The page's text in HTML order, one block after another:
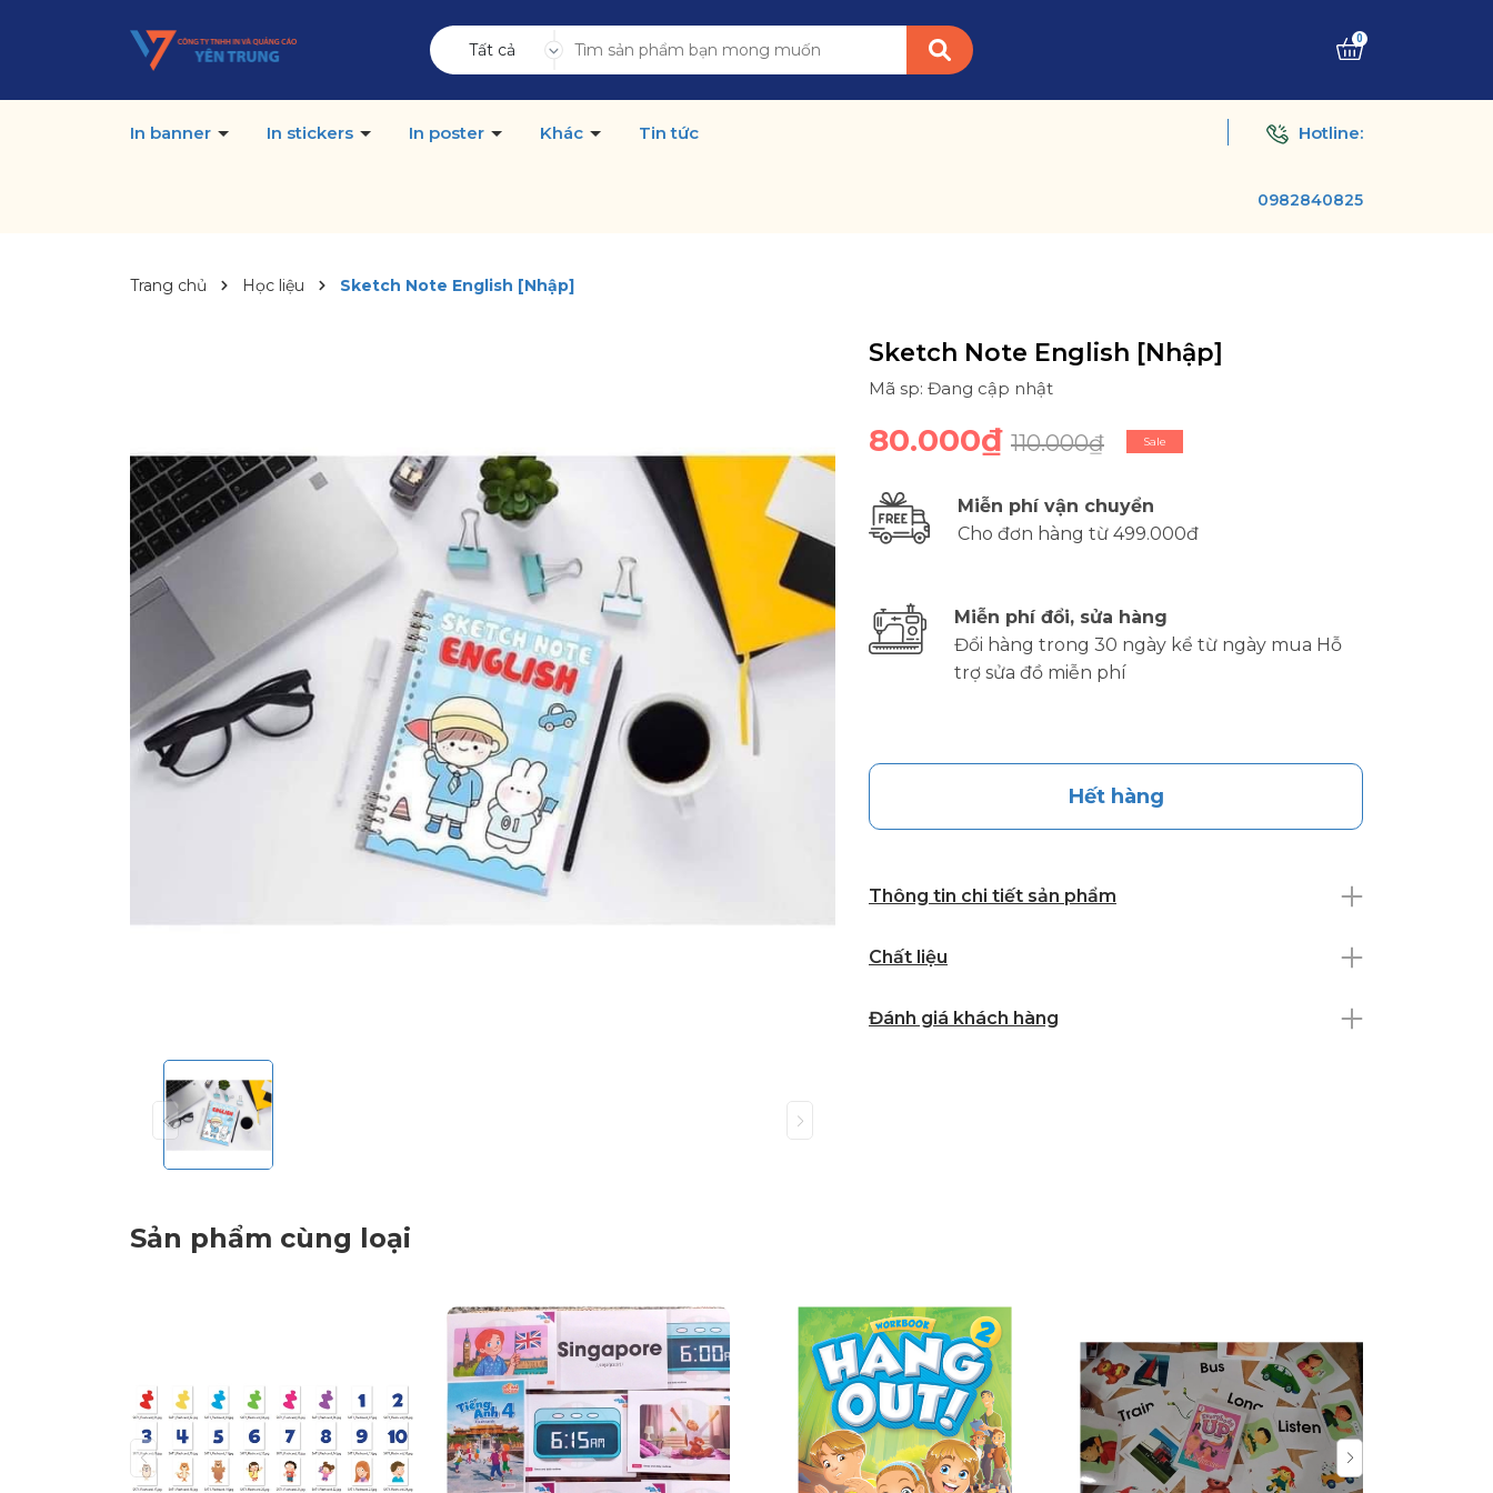
Tất cả
0
In banner In stickers In poster Khác Tin tức Hotline:
0982840825
Trang chủ Học liệu Sketch Note English [Nhập]
Sketch Note English [Nhập]
Mã sp: Đang cập nhật
80.000₫ 110.000₫ Sale
Miễn phí vận chuyển
Cho đơn hàng từ 499.000đ
Miễn phí đổi, sửa hàng
Đổi hàng trong 30 ngày kể từ ngày mua Hỗ
trợ sửa đồ miễn phí
Hết hàng
Thông tin chi tiết sản phẩm
Chất liệu
Đánh giá khách hàng
Sản phẩm cùng loại